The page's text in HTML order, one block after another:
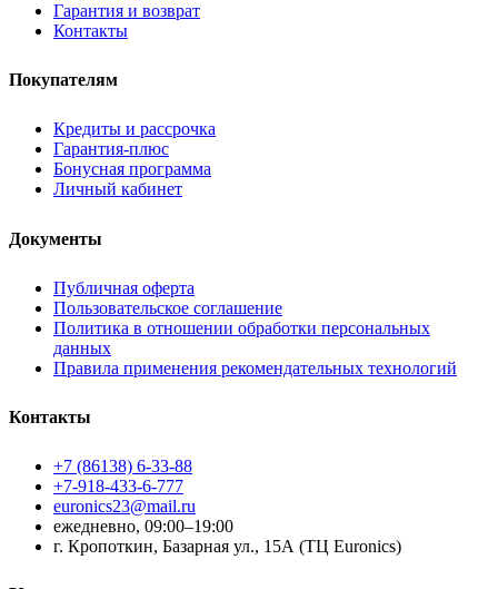
Гарантия и возврат
Контакты
Покупателям
Кредиты и рассрочка
Гарантия-плюс
Бонусная программа
Личный кабинет
Документы
Публичная оферта
Пользовательское соглашение
Политика в отношении обработки персональных
данных
Правила применения рекомендательных технологий
Контакты
+7 (86138) 6-33-88
+7-918-433-6-777
euronics23@mail.ru
ежедневно, 09:00–19:00
г. Кропоткин, Базарная ул., 15А (ТЦ Euronics)